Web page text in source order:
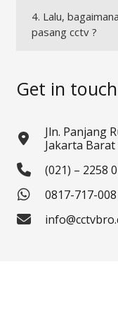
4. Lalu,
pasang cctv ?
Get in touch
Jln. Panjang
Jakarta
(021) – 2258
0817-717-008